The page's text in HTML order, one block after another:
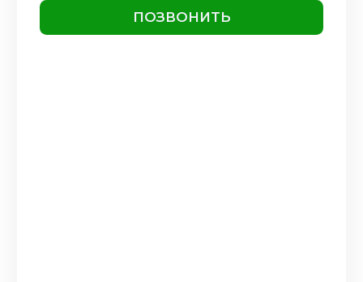
ПОЗВОНИТЬ